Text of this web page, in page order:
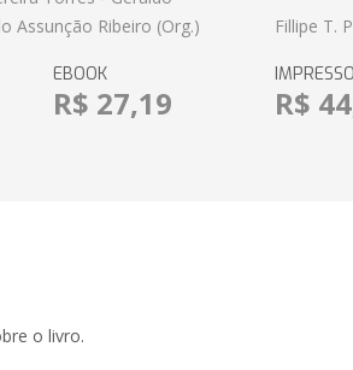
Assunção Ribeiro (Org.)
EBOOK
R$ 27,19
Fillipe T.
IMPRESSO
R$
o livro.